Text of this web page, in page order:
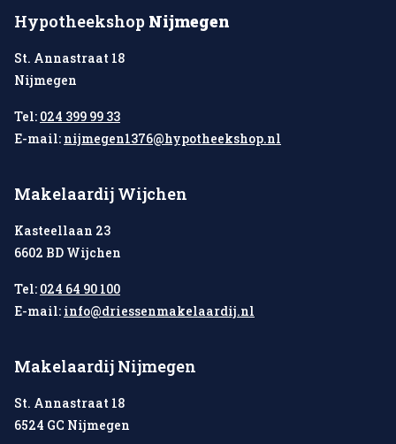
Hypotheekshop Nijmegen
St. Annastraat 18
Nijmegen
Tel: 024 399 99 33
E-mail: nijmegen1376@hypotheekshop.nl
Makelaardij Wijchen
Kasteellaan 23
6602 BD Wijchen
Tel: 024 64 90 100
E-mail: info@driessenmakelaardij.nl
Makelaardij Nijmegen
St. Annastraat 18
6524 GC Nijmegen